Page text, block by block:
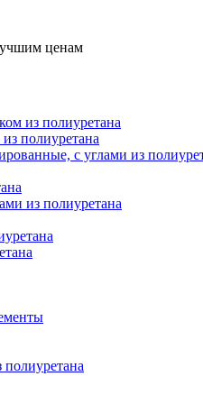
ценам
из полиуретана
полиуретана
с углами из
из полиуретана